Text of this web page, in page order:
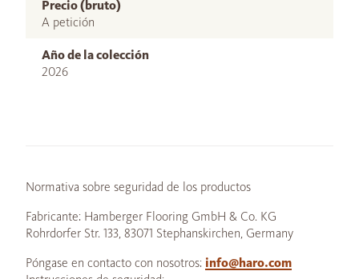
Precio (bruto)
A petición
Año de la colección
2026
Normativa sobre seguridad de los productos
Fabricante: Hamberger Flooring GmbH & Co. KG
Rohrdorfer Str. 133, 83071 Stephanskirchen, Germany
Póngase en contacto con nosotros: info@haro.com